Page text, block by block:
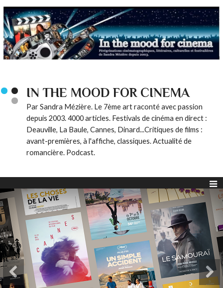
IN THE MOOD FOR CINEMA
Par Sandra Mézière. Le 7ème art raconté avec passion
depuis 2003. 4000 articles. Festivals de cinéma en direct :
Deauville, La Baule, Cannes, Dinard...Critiques de films :
avant-premières, à l'affiche, classiques. Actualité de
romancière. Podcast.